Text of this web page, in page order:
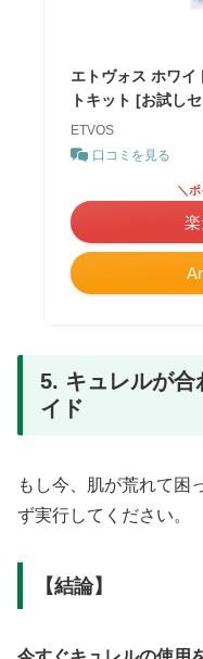
エトヴォス ホワイ
トキット [お試し
ETVOS
口コミを見る
＼
5. キュレルが合
イド
もし今、肌が荒れて困
ず実行してください。
【結論】